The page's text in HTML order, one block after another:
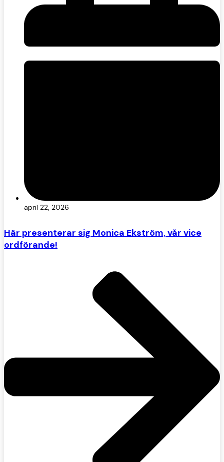
april 22, 2026
Här presenterar sig Monica Ekström, vår vice
ordförande!